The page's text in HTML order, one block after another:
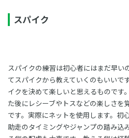
スパイク
スパイクの練習は初心者にはまだ早い
てスパイクから教えていくのもいいで
イクを決めて楽しいと思えるものです
た後にレシーブやトスなどの楽しさを
です。実際にネットを使用します。初
助走のタイミングやジャンプの踏み込